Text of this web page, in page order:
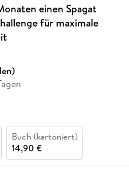
einen Spagat
für maximale
Buch (kartoniert)
14,90 €